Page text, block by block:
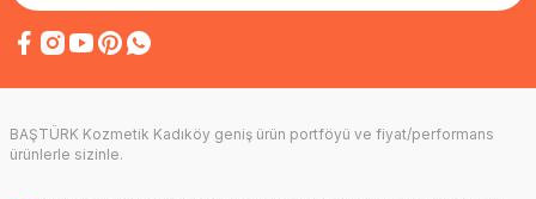
BAŞTÜRK Kozmetik Kadıköy geniş ürün portföyü ve fiyat/performans
ürünlerle sizinle.